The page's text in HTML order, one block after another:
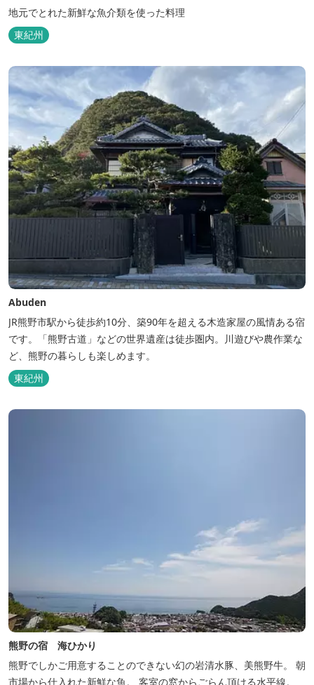
地元でとれた新鮮な魚介類を使った料理
東紀州
Abuden
JR熊野市駅から徒歩約10分、築90年を超える木造家屋の風情ある宿
です。「熊野古道」などの世界遺産は徒歩圏内。川遊びや農作業な
ど、熊野の暮らしも楽しめます。
東紀州
熊野の宿 海ひかり
熊野でしかご用意することのできない幻の岩清水豚、美熊野牛。 朝
市場から仕入れた新鮮な魚。 客室の窓からごらん頂ける水平線。